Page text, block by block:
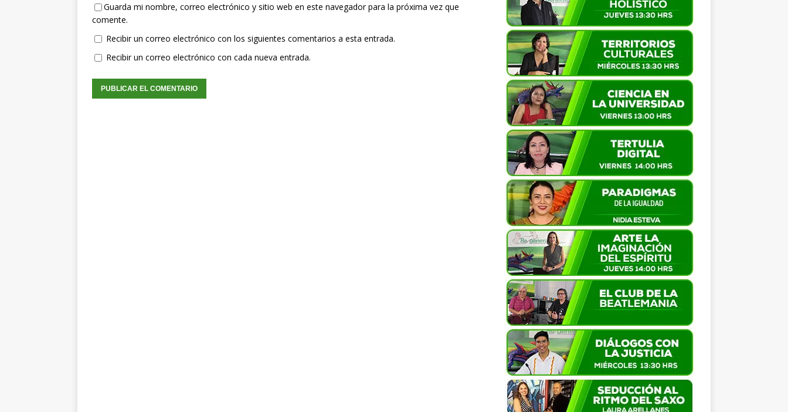
Guarda mi nombre, correo electrónico y sitio web en este navegador para la próxima vez que
comente.
Recibir un correo electrónico con los siguientes comentarios a esta entrada.
Recibir un correo electrónico con cada nueva entrada.